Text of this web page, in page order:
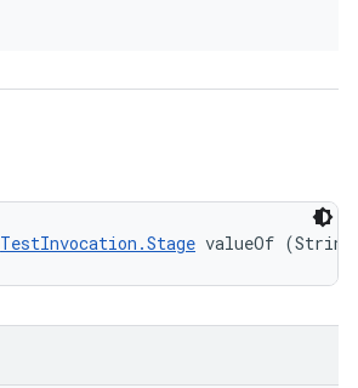
TestInvocation.Stage valueOf (String